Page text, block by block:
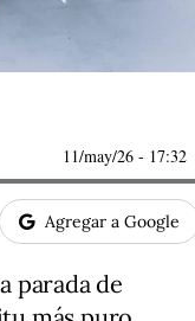
11/may/26 - 17:32
Agregar a Google
parada de